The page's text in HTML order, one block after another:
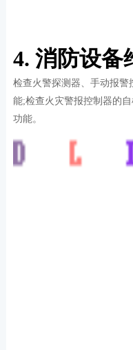
4. 消防设备
检查火警探测器、手动报警
能;检查火灾警报控制器的
功能。